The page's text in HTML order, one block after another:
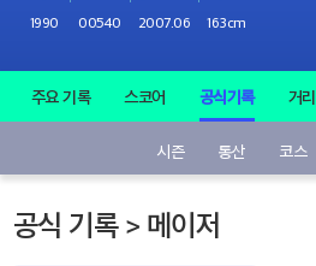
1990 00540 2007.06 163cm
주요 기록 스코어 공식기록 거
시즌 통산 코스
공식 기록 > 메이저